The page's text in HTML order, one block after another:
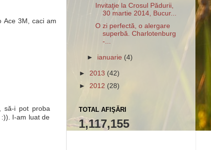
Ace 3M, caci am
să-i pot proba
I-am luat de
Invitaţie la Crosul Pădurii,
30 martie 2014, Bucur...
O zi perfectă, o alergare
superbă. Charlotenburg
-...
► ianuarie (4)
► 2013 (42)
► 2012 (28)
TOTAL AFIŞĂRI
1,117,155